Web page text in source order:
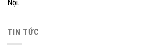
Nội.
TIN TỨC